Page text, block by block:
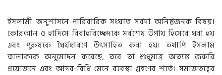
ইসলামী অনুশাসনে পারিবারিক সংঘাত সর্বদা অনিষ্টজনক বিষয়।
কোরআন ও হাদিসে বিবাহবিচ্ছেদকে সর্বশেষ উপায় হিসেবে ধরা হয়
এবং পুরুষকে ধৈর্যধারণে উৎসাহিত করা হয়। তথাপি ইসলাম
তালাককে অনুমোদন করেছে, তবে তা শুধুমাত্র অত্যন্ত জরুরি
প্রয়োজনে এবং আদব-বিধি মেনে ব্যবস্থা গ্রহণের শর্তে। সমাজতত্ত্বের